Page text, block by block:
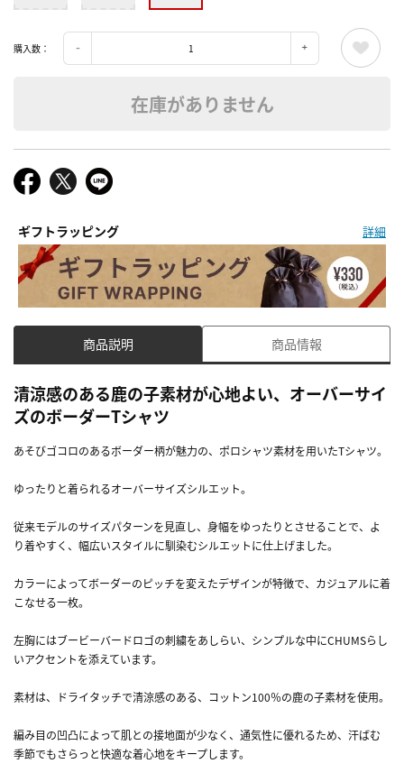
購入数：
在庫がありません
ギフトラッピング 詳細
商品説明 商品情報
清涼感のある鹿の子素材が心地よい、オーバーサイ
ズのボーダーTシャツ
あそびゴコロのあるボーダー柄が魅力の、ポロシャツ素材を用いたTシャツ。
ゆったりと着られるオーバーサイズシルエット。
従来モデルのサイズパターンを見直し、身幅をゆったりとさせることで、よ
り着やすく、幅広いスタイルに馴染むシルエットに仕上げました。
カラーによってボーダーのピッチを変えたデザインが特徴で、カジュアルに着
こなせる一枚。
左胸にはブービーバードロゴの刺繍をあしらい、シンプルな中にCHUMSらし
いアクセントを添えています。
素材は、ドライタッチで清涼感のある、コットン100％の鹿の子素材を使用。
編み目の凹凸によって肌との接地面が少なく、通気性に優れるため、汗ばむ
季節でもさらっと快適な着心地をキープします。